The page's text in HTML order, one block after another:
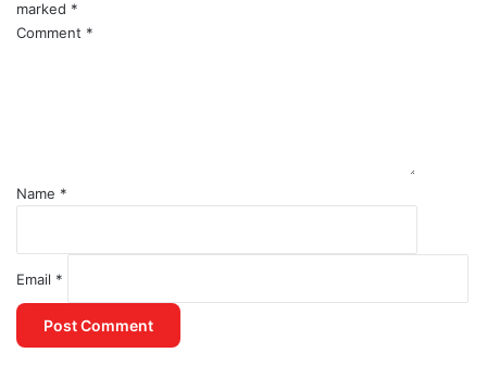
marked *
Comment *
Name *
Email *